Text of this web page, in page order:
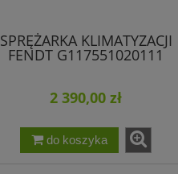
SPRĘŻARKA KLIMATYZACJI
FENDT G117551020111
2 390,00 zł
do koszyka